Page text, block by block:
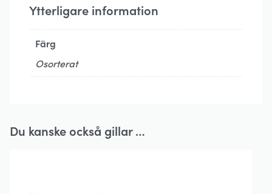
Ytterligare information
Färg
Osorterat
Du kanske också gillar …